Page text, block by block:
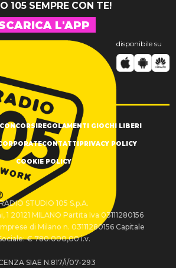
105 SEMPRE CON TE!
L'APP
disponibile su
REGOLAMENTI GIOCHI LIBERI
CONTATTIPRIVACY POLICY
COOKIE POLICY
STUDIO 105 S.p.A.
20121 MILANO Partita Iva 03111280156
di Milano n. 03111280156 Capitale
€ 780.000,00 i.v.
SIAE N.817/I/07-293